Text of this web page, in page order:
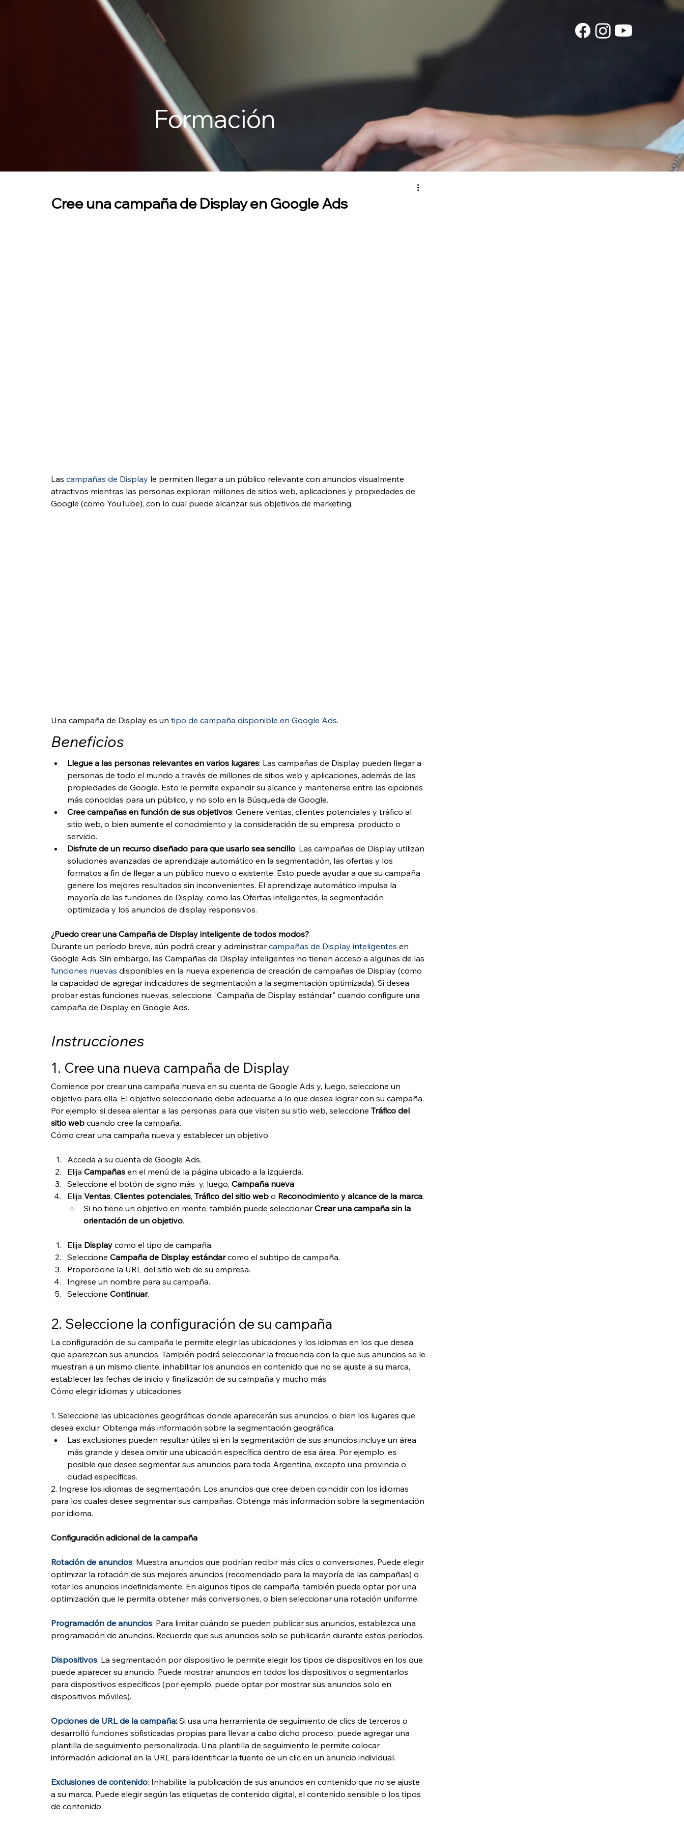
Cree una campaña de Display en Google Ads
Las campañas de Display le permiten llegar a un público relevante con anuncios visualmente
atractivos mientras las personas exploran millones de sitios web, aplicaciones y propiedades de
Google (como YouTube), con lo cual puede alcanzar sus objetivos de marketing.
Una campaña de Display es un tipo de campaña disponible en Google Ads.
Beneficios
Llegue a las personas relevantes en varios lugares: Las campañas de Display pueden llegar a
personas de todo el mundo a través de millones de sitios web y aplicaciones, además de las
propiedades de Google. Esto le permite expandir su alcance y mantenerse entre las opciones
más conocidas para un público, y no solo en la Búsqueda de Google.
Cree campañas en función de sus objetivos: Genere ventas, clientes potenciales y tráfico al
sitio web, o bien aumente el conocimiento y la consideración de su empresa, producto o
servicio.
Disfrute de un recurso diseñado para que usarlo sea sencillo: Las campañas de Display utilizan
soluciones avanzadas de aprendizaje automático en la segmentación, las ofertas y los
formatos a fin de llegar a un público nuevo o existente. Esto puede ayudar a que su campaña
genere los mejores resultados sin inconvenientes. El aprendizaje automático impulsa la
mayoría de las funciones de Display, como las Ofertas inteligentes, la segmentación
optimizada y los anuncios de display responsivos.
¿Puedo crear una Campaña de Display inteligente de todos modos?
Durante un período breve, aún podrá crear y administrar campañas de Display inteligentes en
Google Ads. Sin embargo, las Campañas de Display inteligentes no tienen acceso a algunas de las
funciones nuevas disponibles en la nueva experiencia de creación de campañas de Display (como
la capacidad de agregar indicadores de segmentación a la segmentación optimizada). Si desea
probar estas funciones nuevas, seleccione "Campaña de Display estándar" cuando configure una
campaña de Display en Google Ads.
Instrucciones
1. Cree una nueva campaña de Display
Comience por crear una campaña nueva en su cuenta de Google Ads y, luego, seleccione un
objetivo para ella. El objetivo seleccionado debe adecuarse a lo que desea lograr con su campaña.
Por ejemplo, si desea alentar a las personas para que visiten su sitio web, seleccione Tráfico del
sitio web cuando cree la campaña.
Cómo crear una campaña nueva y establecer un objetivo
Acceda a su cuenta de Google Ads.
Elija Campañas en el menú de la página ubicado a la izquierda.
Seleccione el botón de signo más  y, luego, Campaña nueva.
Elija Ventas, Clientes potenciales, Tráfico del sitio web o Reconocimiento y alcance de la marca.
Si no tiene un objetivo en mente, también puede seleccionar Crear una campaña sin la
orientación de un objetivo.
Elija Display como el tipo de campaña.
Seleccione Campaña de Display estándar como el subtipo de campaña.
Proporcione la URL del sitio web de su empresa.
Ingrese un nombre para su campaña.
Seleccione Continuar.
2. Seleccione la configuración de su campaña
La configuración de su campaña le permite elegir las ubicaciones y los idiomas en los que desea
que aparezcan sus anuncios. También podrá seleccionar la frecuencia con la que sus anuncios se le
muestran a un mismo cliente, inhabilitar los anuncios en contenido que no se ajuste a su marca,
establecer las fechas de inicio y finalización de su campaña y mucho más.
Cómo elegir idiomas y ubicaciones
1. Seleccione las ubicaciones geográficas donde aparecerán sus anuncios, o bien los lugares que
desea excluir. Obtenga más información sobre la segmentación geográfica.
Las exclusiones pueden resultar útiles si en la segmentación de sus anuncios incluye un área
más grande y desea omitir una ubicación específica dentro de esa área. Por ejemplo, es
posible que desee segmentar sus anuncios para toda Argentina, excepto una provincia o
ciudad específicas.
2. Ingrese los idiomas de segmentación. Los anuncios que cree deben coincidir con los idiomas
para los cuales desee segmentar sus campañas. Obtenga más información sobre la segmentación
por idioma.
Configuración adicional de la campaña
Rotación de anuncios: Muestra anuncios que podrían recibir más clics o conversiones. Puede elegir
optimizar la rotación de sus mejores anuncios (recomendado para la mayoría de las campañas) o
rotar los anuncios indefinidamente. En algunos tipos de campaña, también puede optar por una
optimización que le permita obtener más conversiones, o bien seleccionar una rotación uniforme.
Programación de anuncios: Para limitar cuándo se pueden publicar sus anuncios, establezca una
programación de anuncios. Recuerde que sus anuncios solo se publicarán durante estos períodos.
Dispositivos: La segmentación por dispositivo le permite elegir los tipos de dispositivos en los que
puede aparecer su anuncio. Puede mostrar anuncios en todos los dispositivos o segmentarlos
para dispositivos específicos (por ejemplo, puede optar por mostrar sus anuncios solo en
dispositivos móviles).
Opciones de URL de la campaña: Si usa una herramienta de seguimiento de clics de terceros o
desarrolló funciones sofisticadas propias para llevar a cabo dicho proceso, puede agregar una
plantilla de seguimiento personalizada. Una plantilla de seguimiento le permite colocar
información adicional en la URL para identificar la fuente de un clic en un anuncio individual.
Exclusiones de contenido: Inhabilite la publicación de sus anuncios en contenido que no se ajuste
a su marca. Puede elegir según las etiquetas de contenido digital, el contenido sensible o los tipos
de contenido.
Formación